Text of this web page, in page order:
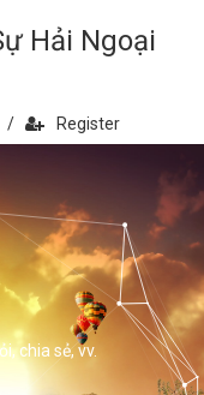
Hải Ngoại
/ Register
chia sẻ, vv.